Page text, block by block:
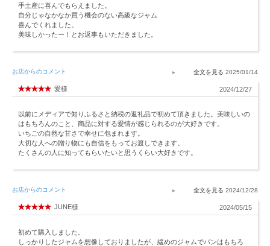
手土産に喜んでもらえました。
自分じゃなかなか買う機会のない高級なジャム
喜んでくれました。
美味しかったー！とお返事もいただきました。
お店からのコメント 2025/01/14
愛様 2024/12/27
以前にメディアで知りふるさと納税の返礼品で初めて頂きました。美味しいの
はもちろんのこと、商品に対する愛情が感じられるのが大好きです。
いちごの自然な甘さで幸せに包まれます。
大切な人への贈り物にも自信をもってお渡しできます。
たくさんの人に知ってもらいたいと思うくらい大好きです。
お店からのコメント 2024/12/28
JUNE様 2024/05/15
初めて購入しました。
しっかりしたジャムを想像しておりましたが、緩めのジャムでパンはもちろ